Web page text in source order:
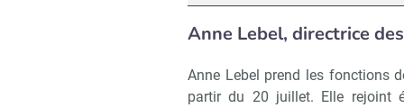
Anne Lebel, directrice
Anne Lebel prend les fonctions
partir du 20 juillet. Elle rejoint